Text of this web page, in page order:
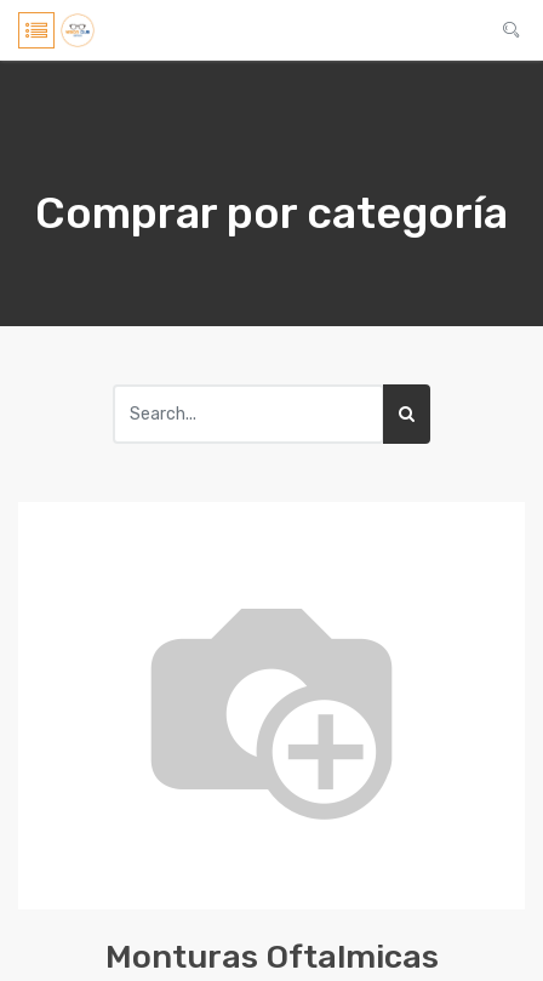
Comprar por categoría
Monturas Oftalmicas